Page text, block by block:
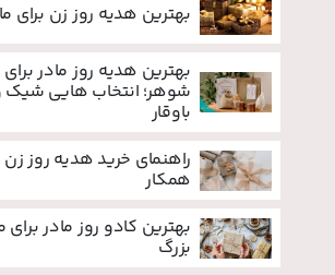
بهترین هدیه روز زن برای
بهترین هدیه روز مادر برای
شوهر؛ انتخاب هایی شیک
باوقار
راهنمای خرید هدیه روز زن
همکار
بهترین کادو روز مادر برای
بزرگ